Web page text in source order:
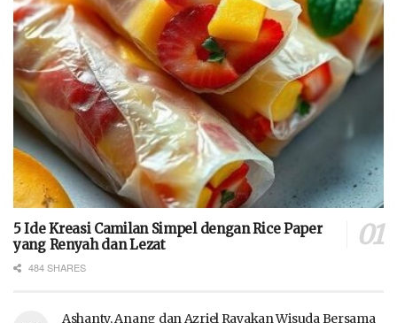
5 Ide Kreasi Camilan Simpel dengan Rice Paper
yang Renyah dan Lezat
484 SHARES
Ashanty, Anang dan Azriel Rayakan Wisuda Bersama